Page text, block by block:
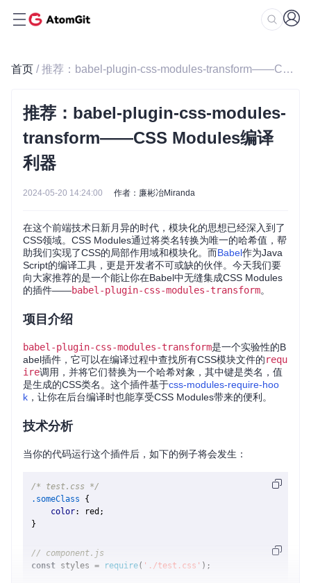
首页 / 推荐：babel-plugin-css-modules-transform——CSS Modules编译利器
推荐：babel-plugin-css-modules-
transform——CSS Modules编译
利器
2024-05-20 14:24:00 作者：廉彬冶Miranda
在这个前端技术日新月异的时代，模块化的思想已经深入到了
CSS领域。CSS Modules通过将类名转换为唯一的哈希值，帮
助我们实现了CSS的局部作用域和模块化。而Babel作为Java
Script的编译工具，更是开发者不可或缺的伙伴。今天我们要
向大家推荐的是一个能让你在Babel中无缝集成CSS Modules
的插件——babel-plugin-css-modules-transform。
项目介绍
babel-plugin-css-modules-transform是一个实验性的B
abel插件，它可以在编译过程中查找所有CSS模块文件的requ
ire调用，并将它们替换为一个哈希对象，其中键是类名，值
是生成的CSS类名。这个插件基于css-modules-require-hoo
k ，让你在后台编译时也能享受CSS Modules带来的便利。
技术分析
当你的代码运行这个插件后，如下的例子将会发生：
/* test.css */
.someClass {
color: red;
// component.js
const styles = require( './test.css' );